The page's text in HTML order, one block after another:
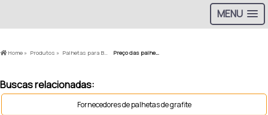
MENU
Home » Produtos » Palhetas para Bomba a Vácuo » Preço das palhetas de celeron para bombas
Buscas relacionadas:
Fornecedores de palhetas de grafite